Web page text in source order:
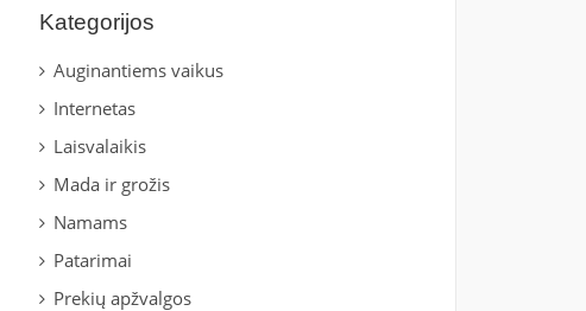
Kategorijos
Auginantiems vaikus
Internetas
Laisvalaikis
Mada ir grožis
Namams
Patarimai
Prekių apžvalgos